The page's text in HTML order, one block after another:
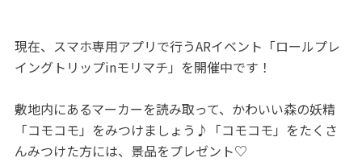
現在、スマホ専用アプリで行うARイベント「ロールプレ
イングトリップinモリマチ」を開催中です！
敷地内にあるマーカーを読み取って、かわいい森の妖精
「コモコモ」をみつけましょう♪「コモコモ」をたくさ
んみつけた方には、景品をプレゼント♡